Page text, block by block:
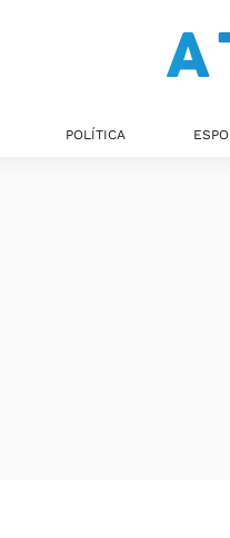
POLÍTICA